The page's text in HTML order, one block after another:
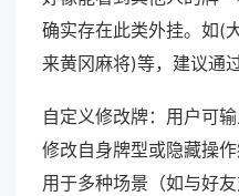
确实存在此类外挂。如(
来黄冈麻将)等，建议通
自定义修改牌：用户可
修改自身牌型或隐藏操
用于多种场景（如与好